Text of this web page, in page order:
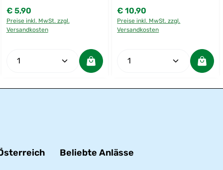
die Anzahl zu erhöhen oder zu
die Schaltflächen um die Anzahl zu
ein oder benutze die
den gewünschten Wert ein oder
spontane Genussmomente.
Regulärer Preis:
€ 5,90
Preise inkl. MwSt. zzgl.
Versandkosten
Produkt Anzahl: Gib den
Perfekt für besondere
Anlässe, um gemeinsam auf
unvergessliche Momente
Regulärer Preis:
€ 10,90
Preise inkl. MwSt. zzgl.
Versandkosten
Produkt Anzahl:
Beliebte Anlässe